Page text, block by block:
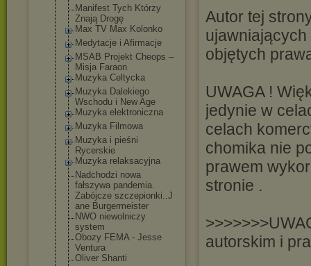
Manifest Tych Którzy
Znają Drogę
Max TV Max Kolonko
Medytacje i Afirmacje
MSAB Projekt Cheops –
Misja Faraon
Muzyka Celtycka
Muzyka Dalekiego
Wschodu i New Age
Muzyka elektroniczna
Muzyka Filmowa
Muzyka i pieśni
Rycerskie
Muzyka relaksacyjna
Nadchodzi nowa
fałszywa pandemia.
Zabójcze szczepionki..J
ane Burgermeister
NWO niewolniczy
system
Obozy FEMA - Jesse
Ventura
Oliver Shanti
Autor tej
ujawniających
objętych
UWAGA !
jedynie w
celach
chomika nie
prawem
stronie .
autorskim i